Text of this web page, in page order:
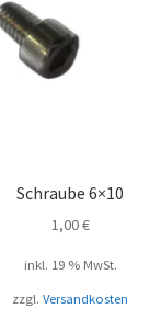
Schraube 6×10
1,00€
inkl. 19 % MwSt.
zzgl.Versandkosten